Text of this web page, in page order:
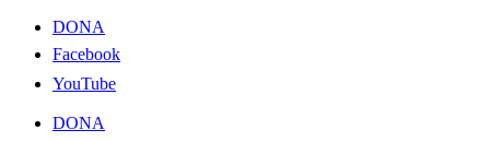
DONA
Facebook
YouTube
DONA